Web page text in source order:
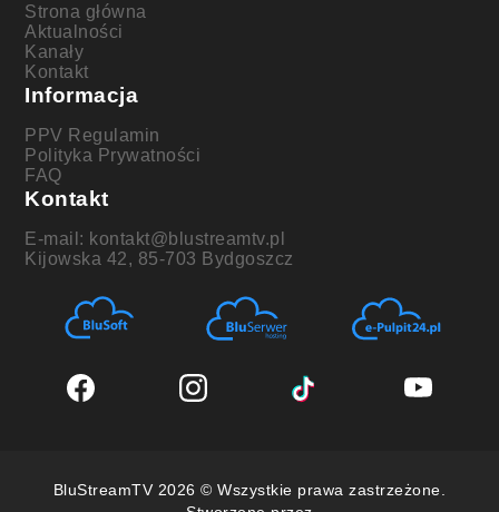
Strona główna
Aktualności
Kanały
Kontakt
Informacja
PPV Regulamin
Polityka Prywatności
FAQ
Kontakt
E-mail: kontakt@blustreamtv.pl
Kijowska 42, 85-703 Bydgoszcz
BluStreamTV 2026 © Wszystkie prawa zastrzeżone.